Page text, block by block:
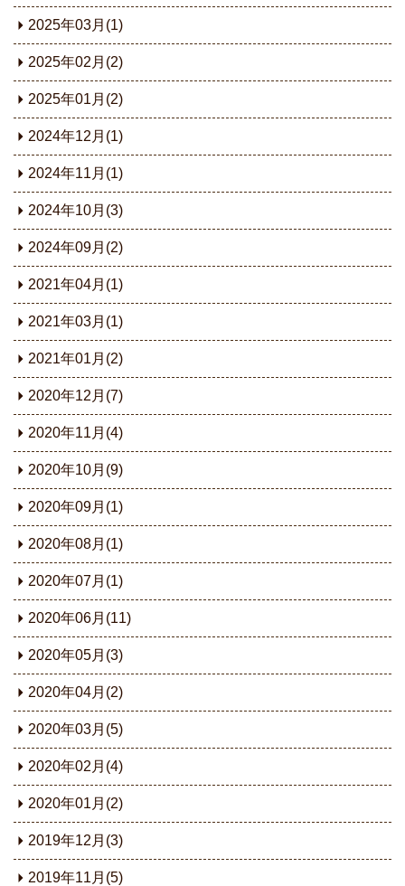
2025年03月(1)
2025年02月(2)
2025年01月(2)
2024年12月(1)
2024年11月(1)
2024年10月(3)
2024年09月(2)
2021年04月(1)
2021年03月(1)
2021年01月(2)
2020年12月(7)
2020年11月(4)
2020年10月(9)
2020年09月(1)
2020年08月(1)
2020年07月(1)
2020年06月(11)
2020年05月(3)
2020年04月(2)
2020年03月(5)
2020年02月(4)
2020年01月(2)
2019年12月(3)
2019年11月(5)